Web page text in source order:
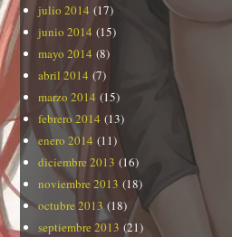
julio 2014 (17)
junio 2014 (15)
mayo 2014 (8)
abril 2014 (7)
marzo 2014 (15)
febrero 2014 (13)
enero 2014 (11)
diciembre 2013 (16)
noviembre 2013 (18)
octubre 2013(18)
septiembre 2013 (21)